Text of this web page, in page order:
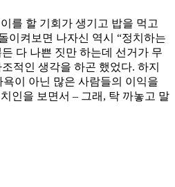
를 할 기회가 생기고 밥을 먹고
이켜보면 나자신 역시 “정치하는
다 나쁜 짓만 하는데 선거가 무
적인 생각을 하곤 했었다. 하지
이 아닌 많은 사람들의 이익을
인을 보면서 – 그래, 탁 까놓고 말